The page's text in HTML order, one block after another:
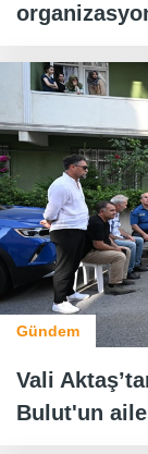
Gündem
Vali
Bulut'un